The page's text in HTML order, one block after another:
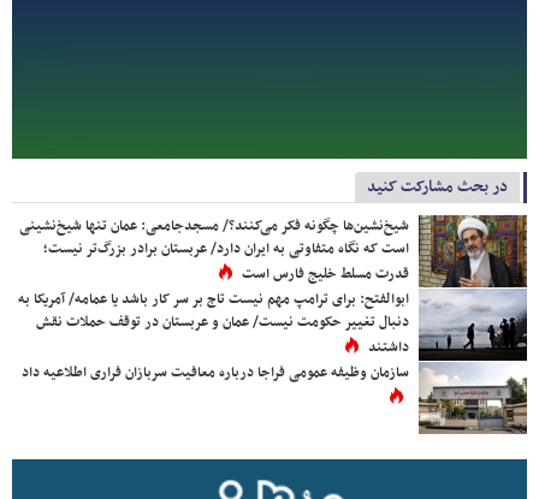
در بحث مشارکت کنید
شیخ‌نشین‌ها چگونه فکر می‌کنند؟/ مسجدجامعی: عمان تنها شیخ‌نشینی
است که نگاه متفاوتی به ایران دارد/ عربستان برادر بزرگ‌تر نیست؛
قدرت مسلط خلیج فارس است
ابوالفتح: برای ترامپ مهم نیست تاج بر سر کار باشد یا عمامه/ آمریکا به
دنبال تغییر حکومت نیست/ عمان و عربستان در توقف حملات نقش
داشتند
سازمان وظیفه عمومی فراجا درباره معافیت سربازان فراری اطلاعیه داد